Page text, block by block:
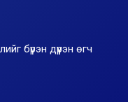
бүрэн дүүрэн өгч